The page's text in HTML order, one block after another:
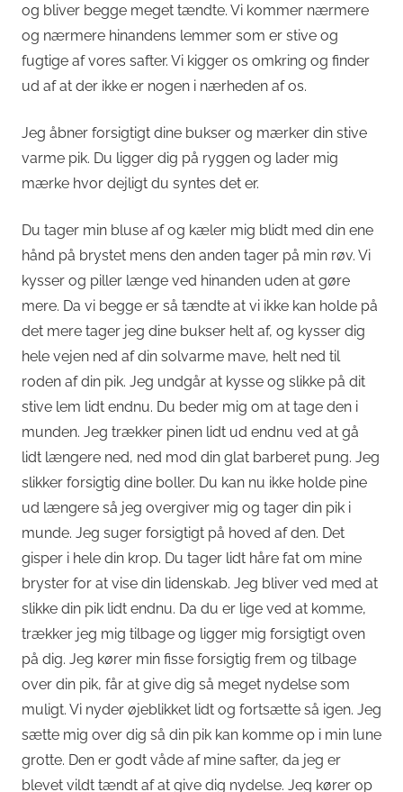
og bliver begge meget tændte. Vi kommer nærmere
og nærmere hinandens lemmer som er stive og
fugtige af vores safter. Vi kigger os omkring og finder
ud af at der ikke er nogen i nærheden af os.
Jeg åbner forsigtigt dine bukser og mærker din stive
varme pik. Du ligger dig på ryggen og lader mig
mærke hvor dejligt du syntes det er.
Du tager min bluse af og kæler mig blidt med din ene
hånd på brystet mens den anden tager på min røv. Vi
kysser og piller længe ved hinanden uden at gøre
mere. Da vi begge er så tændte at vi ikke kan holde på
det mere tager jeg dine bukser helt af, og kysser dig
hele vejen ned af din solvarme mave, helt ned til
roden af din pik. Jeg undgår at kysse og slikke på dit
stive lem lidt endnu. Du beder mig om at tage den i
munden. Jeg trækker pinen lidt ud endnu ved at gå
lidt længere ned, ned mod din glat barberet pung. Jeg
slikker forsigtig dine boller. Du kan nu ikke holde pine
ud længere så jeg overgiver mig og tager din pik i
munde. Jeg suger forsigtigt på hoved af den. Det
gisper i hele din krop. Du tager lidt håre fat om mine
bryster for at vise din lidenskab. Jeg bliver ved med at
slikke din pik lidt endnu. Da du er lige ved at komme,
trækker jeg mig tilbage og ligger mig forsigtigt oven
på dig. Jeg kører min fisse forsigtig frem og tilbage
over din pik, får at give dig så meget nydelse som
muligt. Vi nyder øjeblikket lidt og fortsætte så igen. Jeg
sætte mig over dig så din pik kan komme op i min lune
grotte. Den er godt våde af mine safter, da jeg er
blevet vildt tændt af at give dig nydelse. Jeg kører op